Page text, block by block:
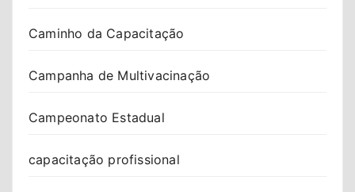
Caminho da Capacitação
Campanha de Multivacinação
Campeonato Estadual
capacitação profissional